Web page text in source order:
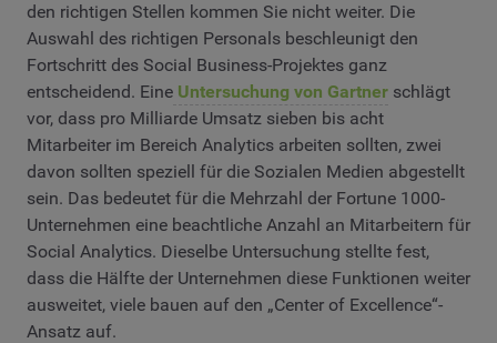
den richtigen Stellen kommen Sie nicht weiter. Die
Auswahl des richtigen Personals beschleunigt den
Fortschritt des Social Business-Projektes ganz
entscheidend. Eine Untersuchung von Gartner schlägt
vor, dass pro Milliarde Umsatz sieben bis acht
Mitarbeiter im Bereich Analytics arbeiten sollten, zwei
davon sollten speziell für die Sozialen Medien abgestellt
sein. Das bedeutet für die Mehrzahl der Fortune 1000-
Unternehmen eine beachtliche Anzahl an Mitarbeitern für
Social Analytics. Dieselbe Untersuchung stellte fest,
dass die Hälfte der Unternehmen diese Funktionen weiter
ausweitet, viele bauen auf den „Center of Excellence“-
Ansatz auf.